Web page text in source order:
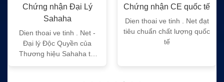
Chứng nhận Đại Lý
Sahaha
Dien thoai ve tinh . Net -
Đại lý Độc Quyền của
Thương hiệu Sahaha tại
Chứng nhận CE quốc tế
Dien thoai ve tinh . Net đạt
tiêu chuẩn chất lượng quốc
tế